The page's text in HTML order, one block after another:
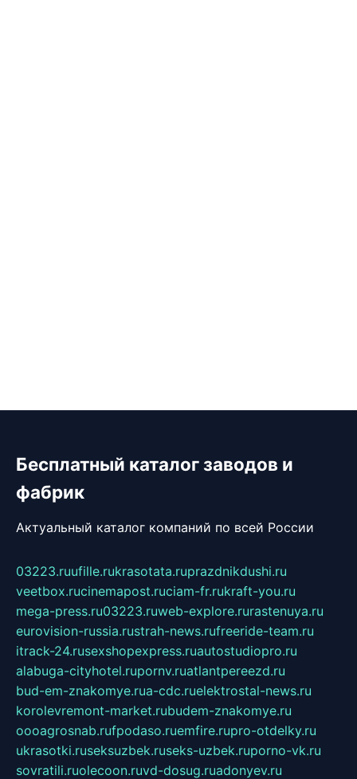
Бесплатный каталог заводов и
фабрик
Актуальный каталог компаний по всей России
03223.ruufille.rukrasotata.ruprazdnikdushi.ru
veetbox.rucinemapost.ruciam-fr.rukraft-you.ru
mega-press.ru03223.ruweb-explore.rurastenuya.ru
eurovision-russia.rustrah-news.rufreeride-team.ru
itrack-24.rusexshopexpress.ruautostudiopro.ru
alabuga-cityhotel.rupornv.ruatlantpereezd.ru
bud-em-znakomye.rua-cdc.ruelektrostal-news.ru
korolevremont-market.rubudem-znakomye.ru
oooagrosnab.rufpodaso.ruemfire.rupro-otdelky.ru
ukrasotki.ruseksuzbek.ruseks-uzbek.ruporno-vk.ru
sovratili.ruolecoon.ruvd-dosug.ruadonyev.ru